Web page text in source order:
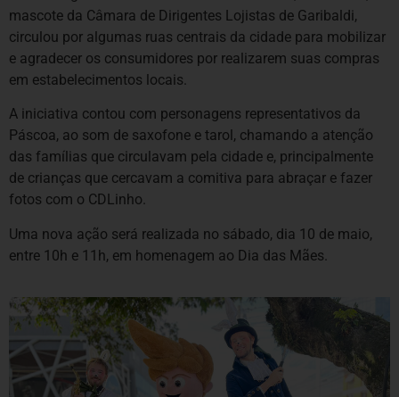
mascote da Câmara de Dirigentes Lojistas de Garibaldi,
circulou por algumas ruas centrais da cidade para mobilizar
e agradecer os consumidores por realizarem suas compras
em estabelecimentos locais.
A iniciativa contou com personagens representativos da
Páscoa, ao som de saxofone e tarol, chamando a atenção
das famílias que circulavam pela cidade e, principalmente
de crianças que cercavam a comitiva para abraçar e fazer
fotos com o CDLinho.
Uma nova ação será realizada no sábado, dia 10 de maio,
entre 10h e 11h, em homenagem ao Dia das Mães.